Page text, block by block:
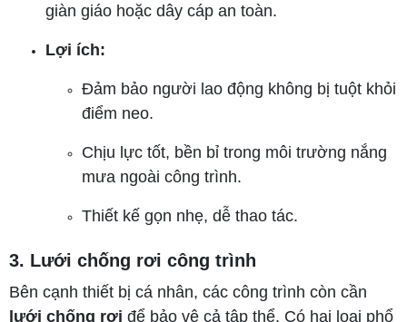
giàn giáo hoặc dây cáp an toàn.
Lợi ích:
Đảm bảo người lao động không bị tuột khỏi
điểm neo.
Chịu lực tốt, bền bỉ trong môi trường nắng
mưa ngoài công trình.
Thiết kế gọn nhẹ, dễ thao tác.
3. Lưới chống rơi công trình
Bên cạnh thiết bị cá nhân, các công trình còn cần
lưới chống rơi để bảo vệ cả tập thể. Có hai loại phổ